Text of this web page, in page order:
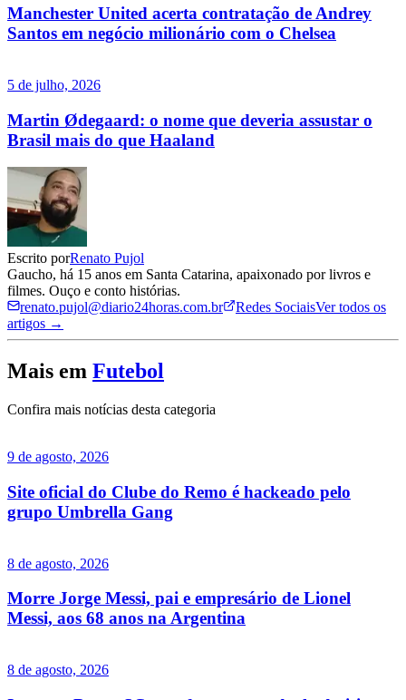
Manchester United acerta contratação de Andrey
Santos em negócio milionário com o Chelsea
5 de julho, 2026
Martin Ødegaard: o nome que deveria assustar o
Brasil mais do que Haaland
Escrito porRenato Pujol
Gaucho, há 15 anos em Santa Catarina, apaixonado por livros e
filmes. Ouço e conto histórias.
renato.pujol@diario24horas.com.br
Redes SociaisVer todos os
artigos →
Mais em Futebol
Confira mais notícias desta categoria
9 de agosto, 2026
Site oficial do Clube do Remo é hackeado pelo
grupo Umbrella Gang
8 de agosto, 2026
Morre Jorge Messi, pai e empresário de Lionel
Messi, aos 68 anos na Argentina
8 de agosto, 2026